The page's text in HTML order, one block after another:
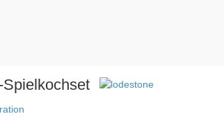
Spielkochset